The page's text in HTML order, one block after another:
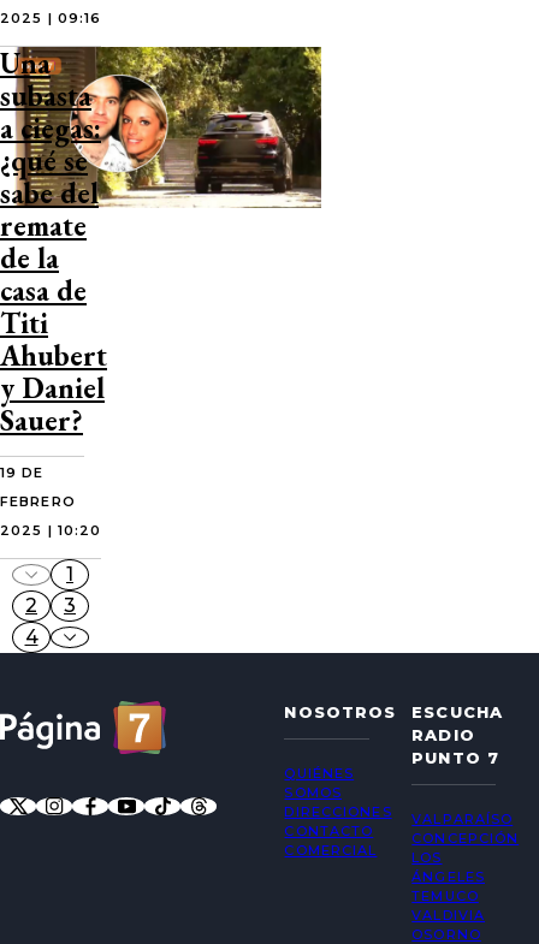
2025 | 09:16
Una
subasta
a ciegas:
¿qué se
sabe del
remate
de la
casa de
Titi
Ahubert
y Daniel
Sauer?
19 DE
FEBRERO
2025 | 10:20
1
2
3
4
NOSOTROS
QUIÉNES
SOMOS
DIRECCIONES
CONTACTO
COMERCIAL
ESCUCHA
RADIO
PUNTO 7
VALPARAÍSO
CONCEPCIÓN
LOS
ÁNGELES
TEMUCO
VALDIVIA
OSORNO